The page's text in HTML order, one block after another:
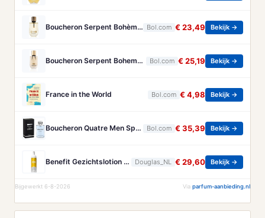
Boucheron Serpent Bohème Eau de Parfum 50 ml Bol.com € 23,49 Bekijk →
Boucheron Serpent Boheme Eau de parfum spray 30 ml Bol.com € 25,19 Bekijk →
France in the World Bol.com € 4,98 Bekijk →
Boucheron Quatre Men Spray - 100 ml - Eau De Toilette Bol.com € 35,39 Bekijk →
Benefit Gezichtslotion The POREfessional Gezichtstoner Unisex 133ml Douglas_NL € 29,60 Bekijk →
Bijgewerkt 6-8-2026 Via parfum-aanbieding.nl